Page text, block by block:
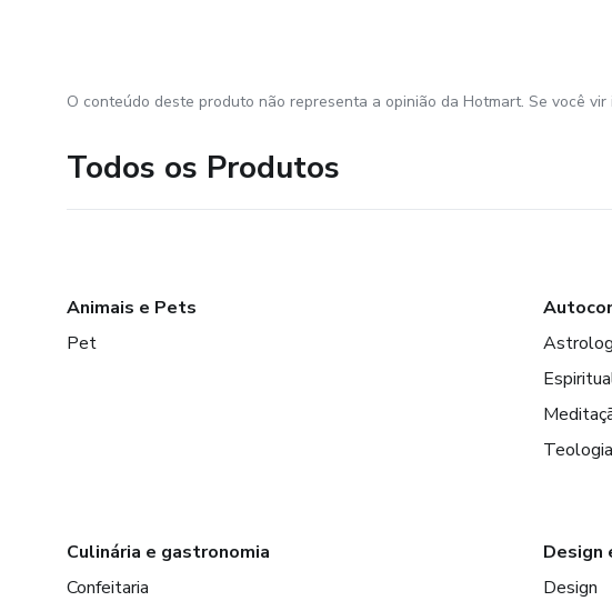
O conteúdo deste produto não representa a opinião da Hotmart. Se você vir
Todos os Produtos
Animais e Pets
Pet
Teologia
Culinária e gastronomia
Confeitaria
Design
Design